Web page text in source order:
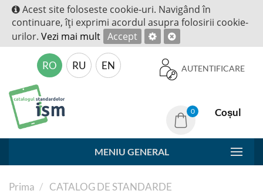
Acest site foloseste cookie-uri. Navigând în
continuare, îţi exprimi acordul asupra folosirii cookie-
urilor. Vezi mai mult Accept
AUTENTIFICARE
RO RU EN
0 Coșul
MENIU GENERAL
Prima
CATALOG DE STANDARDE